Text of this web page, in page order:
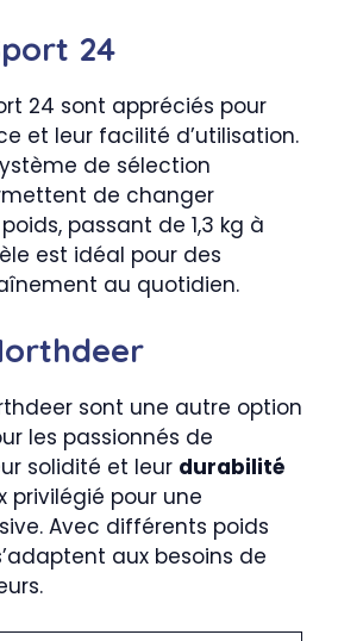
24
24 sont appréciés pour
et leur facilité d’utilisation.
de sélection
de changer
passant de 1,3 kg à
est idéal pour des
au quotidien.
sont une autre option
les passionnés de
solidité et leur durabilité
privilégié pour une
Avec différents poids
aux besoins de